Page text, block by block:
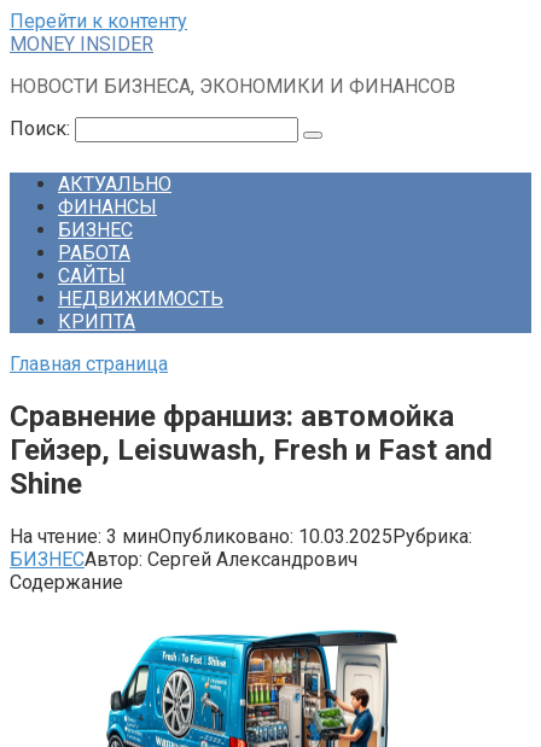
Перейти к контенту
MONEY INSIDER
НОВОСТИ БИЗНЕСА, ЭКОНОМИКИ И ФИНАНСОВ
Поиск:
АКТУАЛЬНО
ФИНАНСЫ
БИЗНЕС
РАБОТА
САЙТЫ
НЕДВИЖИМОСТЬ
КРИПТА
Главная страница
Сравнение франшиз: автомойка
Гейзер, Leisuwash, Fresh и Fast and
Shine
На чтение: 3 минОпубликовано: 10.03.2025Рубрика:
БИЗНЕСАвтор: Сергей Александрович
Содержание